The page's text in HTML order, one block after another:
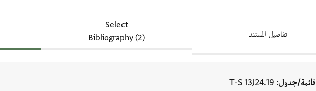
تفاصيل المستند
Select
Bibliography (2)
قائمة/جدول T-S 13J24.19